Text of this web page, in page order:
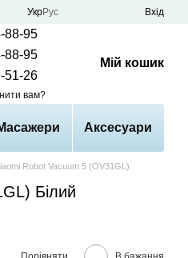
УкрРус Вхід
88-95
88-95
51-26
вам?
Мій кошик
Аксесуари
Robot Vacuum 5 (OV31GL)
Білий